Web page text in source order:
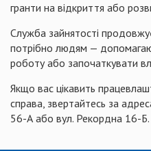
гранти на відкриття або
Служба зайнятості
потрібно людям —
роботу або започаткувати
Якщо вас цікавить
справа, звертайтесь за
56-А або вул. Рекордна 16-Б.